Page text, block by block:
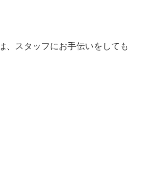
、スタッフにお手伝いをしても